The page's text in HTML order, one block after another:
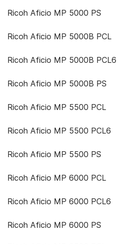
Ricoh Aficio MP 5000 PS
Ricoh Aficio MP 5000B PCL
Ricoh Aficio MP 5000B PCL6
Ricoh Aficio MP 5000B PS
Ricoh Aficio MP 5500 PCL
Ricoh Aficio MP 5500 PCL6
Ricoh Aficio MP 5500 PS
Ricoh Aficio MP 6000 PCL
Ricoh Aficio MP 6000 PCL6
Ricoh Aficio MP 6000 PS